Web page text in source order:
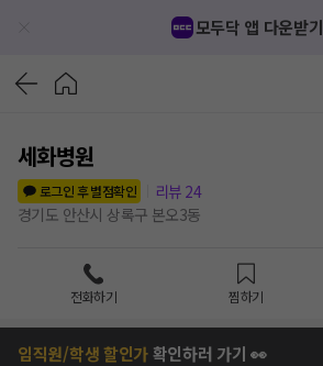
모두닥 앱 다운받기
세화병원
로그인 후 별점확인
리뷰 24
경기도 안산시 상록구 본오3동
전화하기 찜하기
임직원/학생 할인가확인하러 가기 👀